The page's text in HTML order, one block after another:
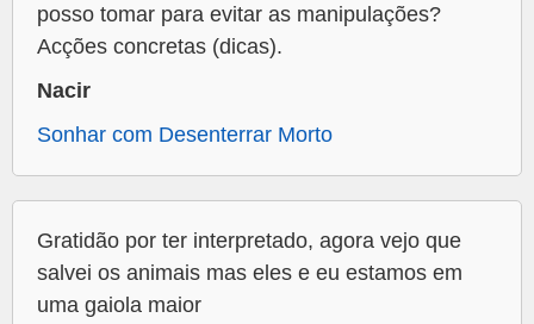
posso tomar para evitar as manipulações?
Acções concretas (dicas).
Nacir
Sonhar com Desenterrar Morto
Gratidão por ter interpretado, agora vejo que
salvei os animais mas eles e eu estamos em
uma gaiola maior